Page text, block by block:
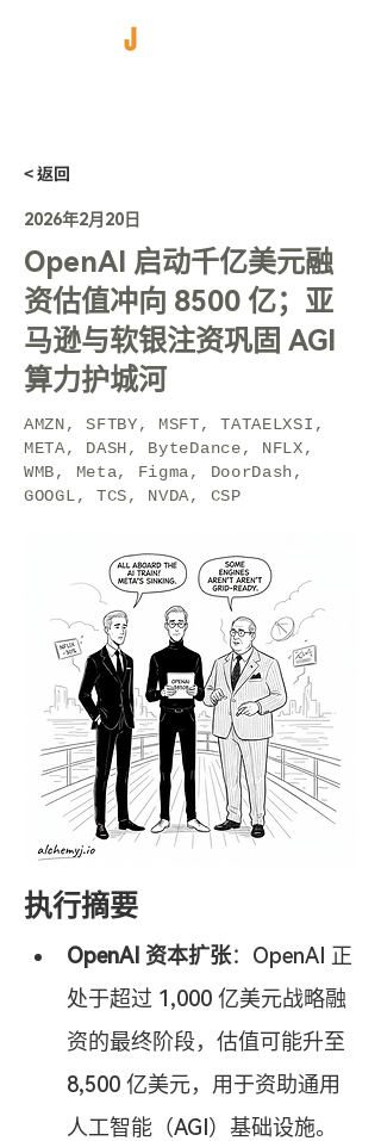
< 返回
2026年2月20日
OpenAI 启动千亿美元融
资估值冲向 8500 亿；亚
马逊与软银注资巩固 AGI
算力护城河
AMZN, SFTBY, MSFT, TATAELXSI,
META, DASH, ByteDance, NFLX,
WMB, Meta, Figma, DoorDash,
GOOGL, TCS, NVDA, CSP
执行摘要
OpenAI 资本扩张：OpenAI 正
处于超过 1,000 亿美元战略融
资的最终阶段，估值可能升至
8,500 亿美元，用于资助通用
人工智能（AGI）基础设施。